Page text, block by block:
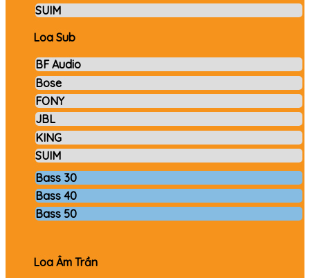
SUIM
Loa Sub
BF Audio
Bose
FONY
JBL
KING
SUIM
Bass 30
Bass 40
Bass 50
Loa Âm Trần